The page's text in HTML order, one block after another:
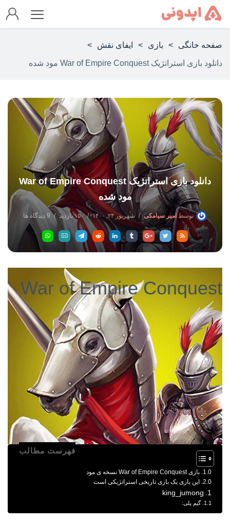
صفحه خانگی > بازی > ایفای نقش >
دانلود بازی استراتژیک War of Empire Conquest مود شده
دانلود بازی استراتژیک War of Empire Conquest
مود شده
توسطامیر سیامکی شهریور ۲۴, ۱۴۰۰ ۱۵۰ بازدید 9 دیدگاه ها
War of Empire Conquest
فهرست مطالب
بازی War of Empire Conquest نسخه ی مود
این بازی یک بازی تاریخی استراتژیکی است
king_jumong
گیم پلی: